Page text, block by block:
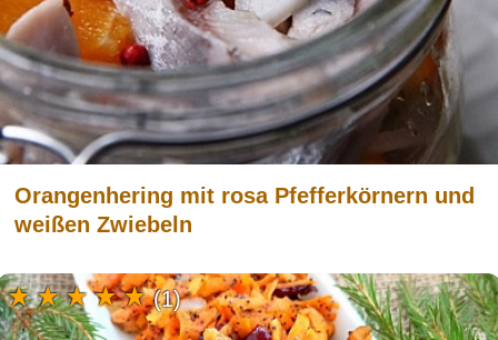
Orangenhering mit rosa Pfefferkörnern und
weißen Zwiebeln
(1)